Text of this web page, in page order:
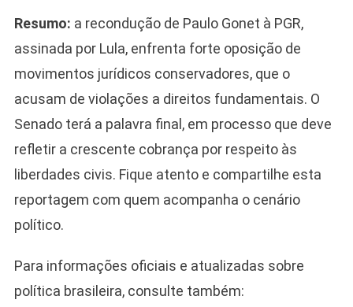
Resumo: a recondução de Paulo Gonet à PGR,
assinada por Lula, enfrenta forte oposição de
movimentos jurídicos conservadores, que o
acusam de violações a direitos fundamentais. O
Senado terá a palavra final, em processo que deve
refletir a crescente cobrança por respeito às
liberdades civis. Fique atento e compartilhe esta
reportagem com quem acompanha o cenário
político.
Para informações oficiais e atualizadas sobre
política brasileira, consulte também: